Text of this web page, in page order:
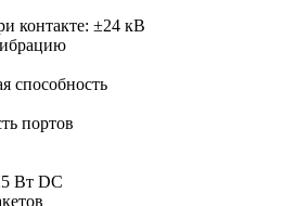
контакте: ±24 кВ
способность
портов
Вт DC